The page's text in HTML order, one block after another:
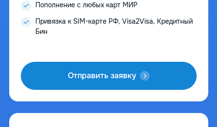
Пополнение с любых карт МИР
Привязка к SIM-карте РФ, Visa2Visa, Кредитный
Бин
Отправить заявку